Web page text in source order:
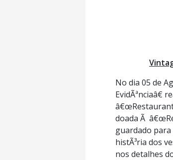
No dia 05 de
EvidÃªnciaâ€
doada Ã
guardado para
histÃ³ria dos
nos detalhes